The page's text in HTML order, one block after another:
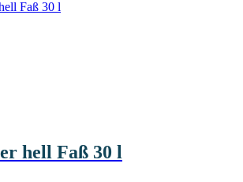
hell Faß 30 l